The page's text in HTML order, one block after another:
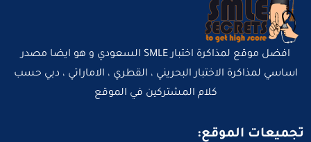
افضل موقع لمذاكرة اختبار SMLE السعودي و هو ايضا مصدر
اساسي لمذاكرة الاختبار البحريني ، القطري ، الاماراتي ، دبي حسب
كلام المشتركين في الموقع
تجميعات الموقع: